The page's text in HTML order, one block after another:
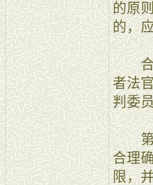
的原
的，
合议
者法
判委
第二
合理
限，